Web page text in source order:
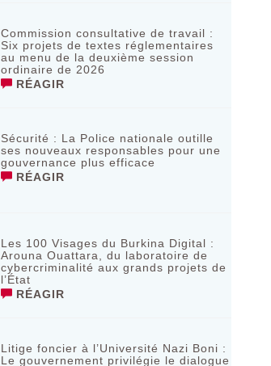
Commission consultative de travail :
Six projets de textes réglementaires
au menu de la deuxième session
ordinaire de 2026
RÉAGIR
Sécurité : La Police nationale outille
ses nouveaux responsables pour une
gouvernance plus efficace
RÉAGIR
Les 100 Visages du Burkina Digital :
Arouna Ouattara, du laboratoire de
cybercriminalité aux grands projets de
l’État
RÉAGIR
Litige foncier à l’Université Nazi Boni :
Le gouvernement privilégie le dialogue